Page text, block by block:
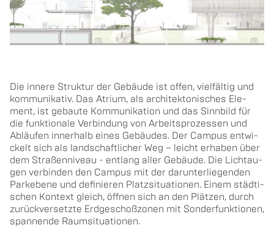
Die in­ne­re Struk­tur der Ge­bäu­de ist offen, viel­fäl­tig und
kom­mu­ni­ka­tiv. Das Atri­um, als architektoni­sches Ele­
ment, ist ge­bau­te Kom­mu­ni­ka­ti­on und das Sinn­bild für
die funk­tio­na­le Ver­bin­dung von Arbeits­prozessen und
Ab­läu­fen in­ner­halb eines Ge­bäu­des. Der Cam­pus ent­wi­
ckelt sich als land­schaft­li­cher Weg – leicht er­ha­ben über
dem Stra­ßen­ni­veau - ent­lang aller Ge­bäu­de. Die Lichtau­
gen ver­bin­den den Cam­pus mit der dar­un­ter­lie­gen­den
Par­ke­be­ne und de­fi­nie­ren Platz­si­tua­tio­nen. Einem städ­ti­
schen Kon­text gleich, öff­nen sich an den Plät­zen, durch
zu­rück­ver­setz­te Erd­ge­schoß­zo­nen mit Son­der­funk­tio­nen,
span­nen­de Raum­si­tua­tio­nen.